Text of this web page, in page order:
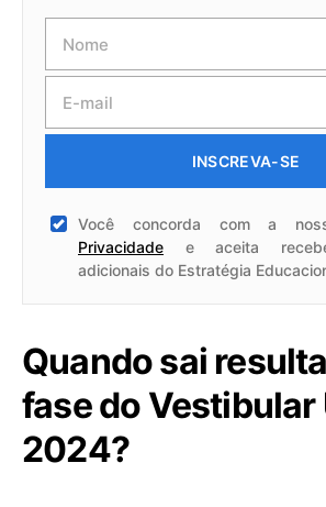
INSCREVA-SE
Você concorda com a
Privacidade e aceita
adicionais do Estratégia
Quando sai
fase do Vestibular
2024?